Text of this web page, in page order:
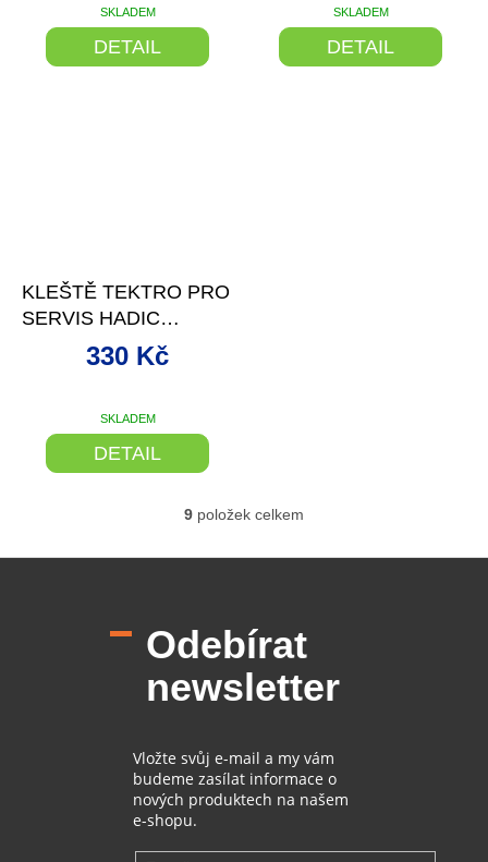
SKLADEM
DETAIL
SKLADEM
DETAIL
KLEŠTĚ TEKTRO PRO
SERVIS HADIC
HYDRAUL.BRZD
ČERNÉ
SKLADEM
330 Kč
DETAIL
O
l
a
c
í
p
k
y
v
ý
i
9 položek celkem
Odebírat
newsletter
Vložte svůj e-mail a my vám
budeme zasílat informace o
nových produktech na našem
e-shopu.